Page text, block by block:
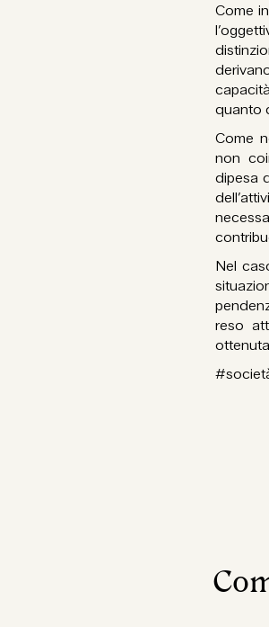
Come
quanto
Come
non
dipesa
Nel
reso